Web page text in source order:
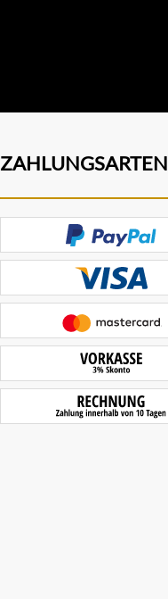
ZAHLUNGSARTEN